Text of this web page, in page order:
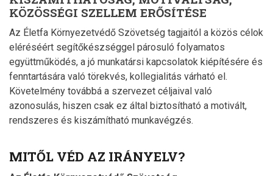
KÖZÖSSÉGI SZELLEM ERŐSÍTÉSE
Az Életfa Környezetvédő Szövetség tagjaitól a közös célok
eléréséért segítőkészséggel párosuló folyamatos
együttműködés, a jó munkatársi kapcsolatok kiépítésére és
fenntartására való törekvés, kollegialitás várható el.
Követelmény továbbá a szervezet céljaival való
azonosulás, hiszen csak ez által biztosítható a motivált,
rendszeres és kiszámítható munkavégzés.
MITŐL VÉD AZ IRÁNYELV?